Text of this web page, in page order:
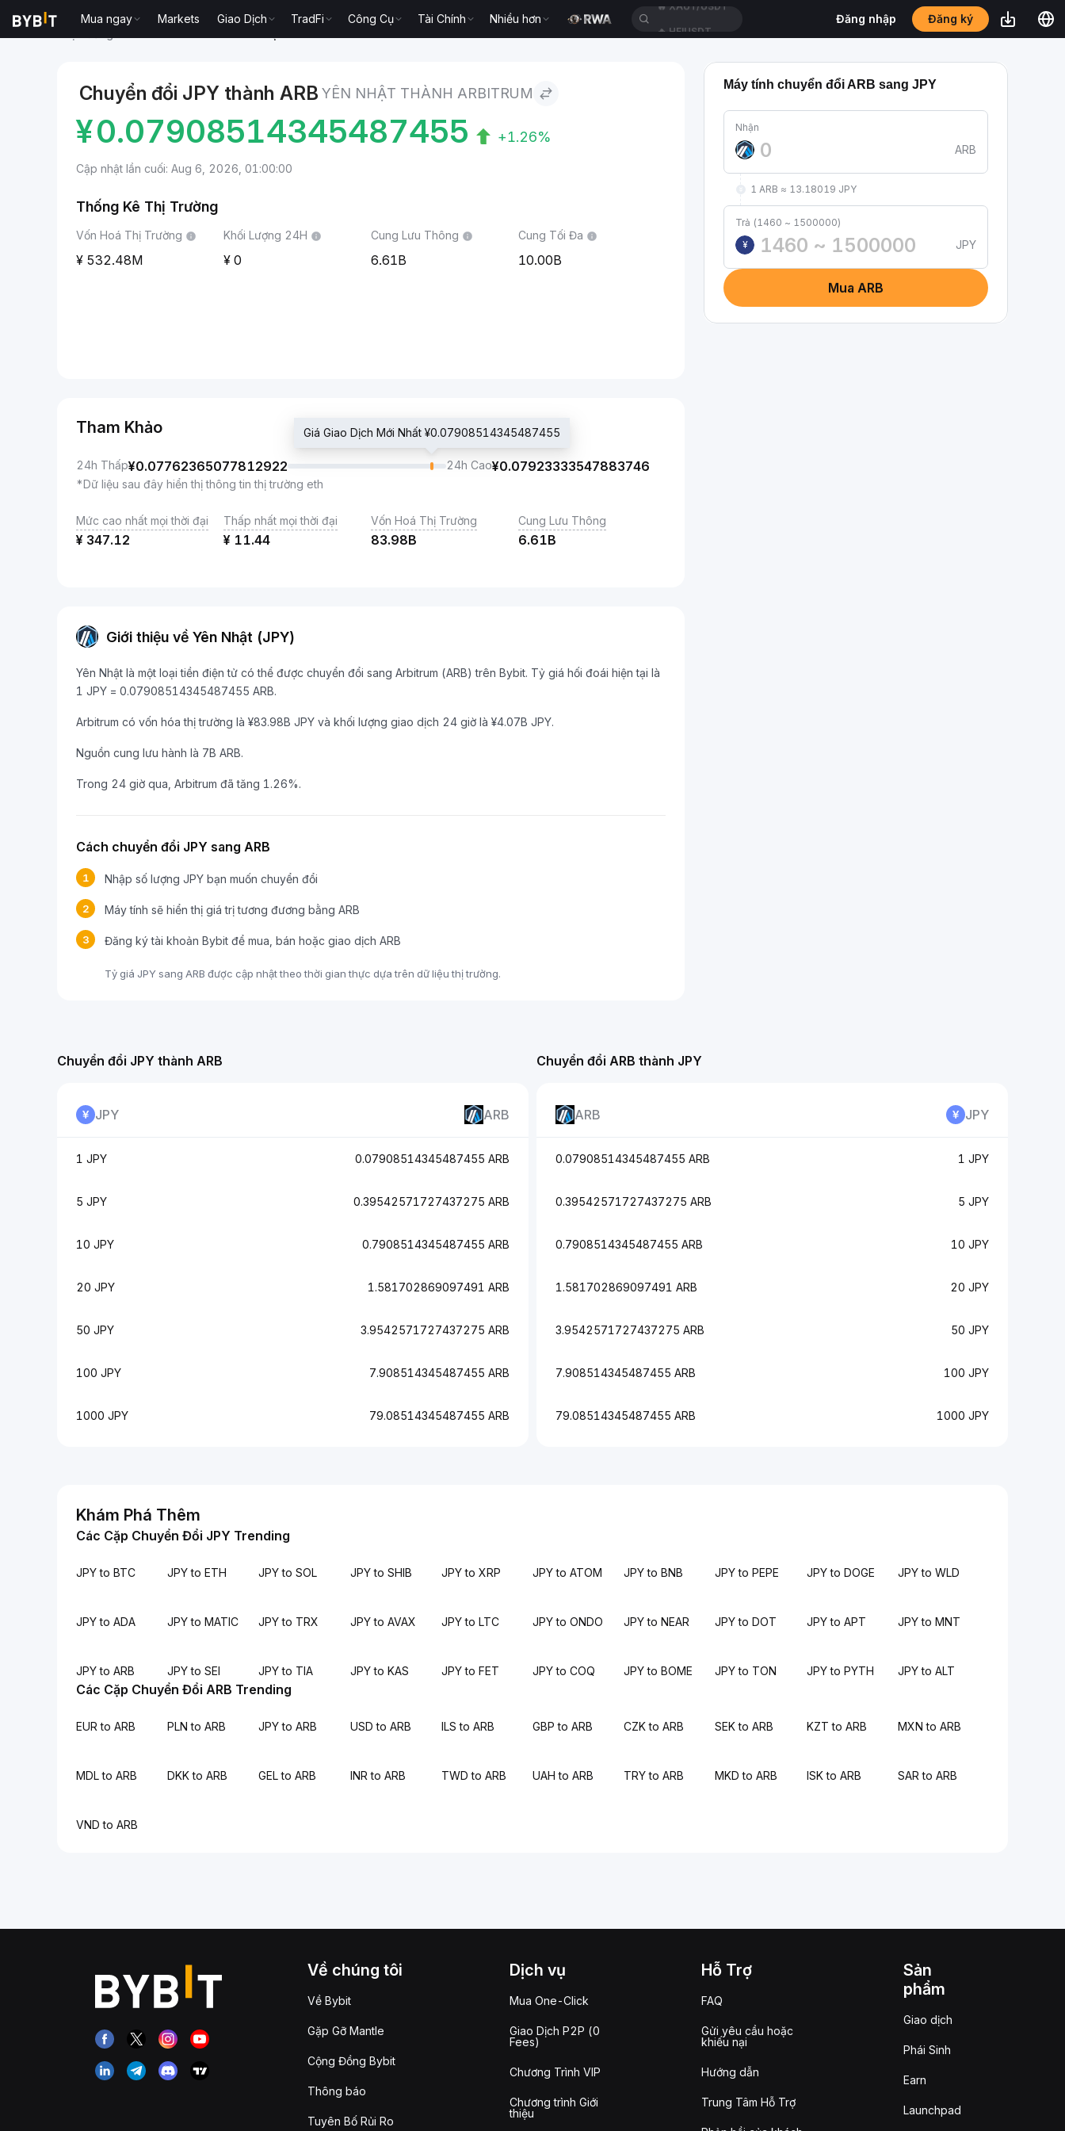
Mua ngay Markets Giao Dịch TradFi Công Cụ Tài Chính Nhiều hơn Đăng nhập Đăng ký
Chuyển đổi JPY thành ARB YÊN NHẬT THÀNH ARBITRUM
¥0.07908514345487455 +1.26%
Cập nhật lần cuối: Aug 6, 2026, 01:00:00
Thống Kê Thị Trường
Vốn Hoá Thị Trường
532.48M
Khối Lượng 24H
0
Cung Lưu Thông
6.61B
Cung Tối Đa
10.00B
Tham Khảo
24h Thấp¥0.07762365077812922
Giá Giao Dịch Mới Nhất ¥0.07908514345487455
24h Cao¥0.07923333547883746
*Dữ liệu sau đây hiển thị thông tin thị trường eth
Mức cao nhất mọi thời đại
¥ 347.12
Thấp nhất mọi thời đại
¥ 11.44
Vốn Hoá Thị Trường
83.98B
Cung Lưu Thông
6.61B
Giới thiệu về Yên Nhật (JPY)
Yên Nhật là một loại tiền điện tử có thể được chuyển đổi sang Arbitrum (ARB) trên Bybit. Tỷ giá hối đoái hiện tại là
1 JPY = 0.07908514345487455 ARB.
Arbitrum có vốn hóa thị trường là ¥83.98B JPY và khối lượng giao dịch 24 giờ là ¥4.07B JPY.
Nguồn cung lưu hành là 7B ARB.
Trong 24 giờ qua, Arbitrum đã tăng 1.26%.
Cách chuyển đổi JPY sang ARB
1 Nhập số lượng JPY bạn muốn chuyển đổi
2 Máy tính sẽ hiển thị giá trị tương đương bằng ARB
3 Đăng ký tài khoản Bybit để mua, bán hoặc giao dịch ARB
Tỷ giá JPY sang ARB được cập nhật theo thời gian thực dựa trên dữ liệu thị trường.
Máy tính chuyển đổi ARB sang JPY
Nhận
ARB
1 ARB ≈ 13.18019 JPY
Trả (1460 ~ 1500000)
¥
JPY
Mua ARB
Chuyển đổi ARB thành JPY
ARB JPY
0.07908514345487455 ARB 1 JPY
0.39542571727437275 ARB 5 JPY
0.7908514345487455 ARB 10 JPY
1.581702869097491 ARB 20 JPY
3.9542571727437275 ARB 50 JPY
7.908514345487455 ARB 100 JPY
79.08514345487455 ARB 1000 JPY
Chuyển đổi JPY thành ARB
JPY ARB
1 JPY 0.07908514345487455 ARB
5 JPY 0.39542571727437275 ARB
10 JPY 0.7908514345487455 ARB
20 JPY 1.581702869097491 ARB
50 JPY 3.9542571727437275 ARB
100 JPY 7.908514345487455 ARB
1000 JPY 79.08514345487455 ARB
Khám Phá Thêm
Các Cặp Chuyển Đổi JPY Trending
JPY to BTC JPY to ETH JPY to SOL JPY to SHIB JPY to XRP JPY to ATOM JPY to BNB JPY to PEPE JPY to DOGE JPY to WLD
JPY to ADA JPY to MATIC JPY to TRX JPY to AVAX JPY to LTC JPY to ONDO JPY to NEAR JPY to DOT JPY to APT JPY to MNT
JPY to ARB JPY to SEI JPY to TIA JPY to KAS JPY to FET JPY to COQ JPY to BOME JPY to TON JPY to PYTH JPY to ALT
Các Cặp Chuyển Đổi ARB Trending
EUR to ARB PLN to ARB JPY to ARB USD to ARB ILS to ARB GBP to ARB CZK to ARB SEK to ARB KZT to ARB MXN to ARB
MDL to ARB DKK to ARB GEL to ARB INR to ARB TWD to ARB UAH to ARB TRY to ARB MKD to ARB ISK to ARB SAR to ARB
VND to ARB
Về chúng tôi
Về Bybit
Gặp Gỡ Mantle
Cộng Đồng Bybit
Thông báo
Tuyên Bố Rủi Ro
Dịch vụ
Mua One-Click
Giao Dịch P2P (0
Fees)
Chương Trình VIP
Chương trình Giới
thiệu
Hỗ Trợ
FAQ
Gửi yêu cầu hoặc
khiếu nại
Hướng dẫn
Trung Tâm Hỗ Trợ
Sản
phẩm
Giao dịch
Phái Sinh
Earn
Launchpad